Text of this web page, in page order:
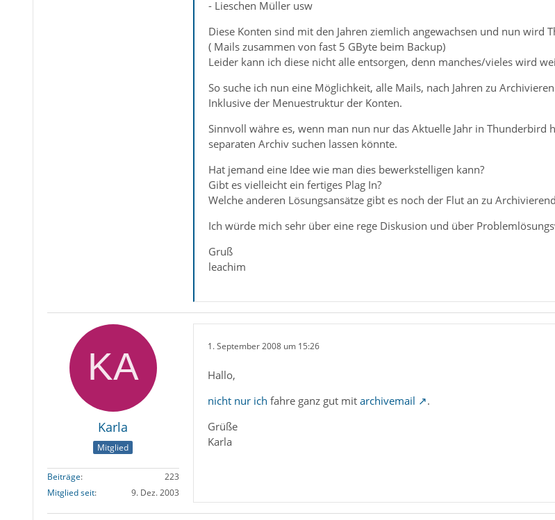
- Lieschen Müller usw
Diese Konten sind mit den Jahren ziemlich angewachsen und nun wird
( Mails zusammen von fast 5 GByte beim Backup)
Leider kann ich diese nicht alle entsorgen, denn manches/vieles wird
So suche ich nun eine Möglichkeit, alle Mails, nach Jahren zu
Inklusive der Menuestruktur der Konten.
Sinnvoll währe es, wenn man nun nur das Aktuelle Jahr in
separaten Archiv suchen lassen könnte.
Hat jemand eine Idee wie man dies bewerkstelligen kann?
Gibt es vielleicht ein fertiges Plag In?
Welche anderen Lösungsansätze gibt es noch der Flut an zu
Ich würde mich sehr über eine rege Diskusion und über
Gruß
leachim
Karla
Mitglied
Beiträge
223
Mitglied seit
9. Dez. 2003
1. September 2008 um 15:26
Hallo,
nicht nur ich fahre ganz gut mit archivemail
.
Grüße
Karla